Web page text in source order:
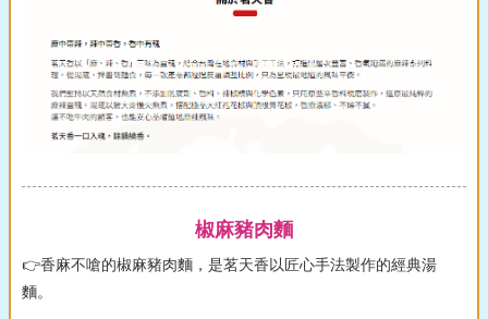
椒麻豬肉麵
👉香麻不嗆的椒麻豬肉麵，是茗天香以匠心手法製作的經典湯
麵。